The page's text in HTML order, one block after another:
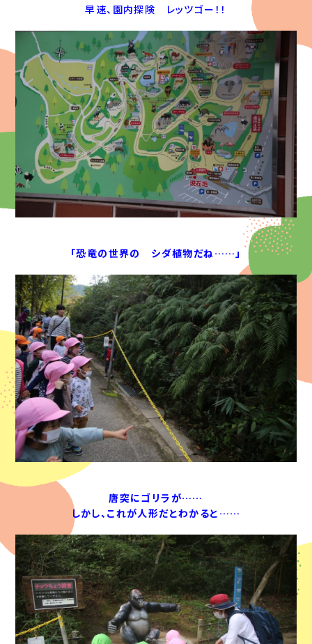
早速、園内探険 レッツゴー！！
「恐竜の世界の シダ植物だね……」
唐突にゴリラが……
しかし、これが人形だとわかると……